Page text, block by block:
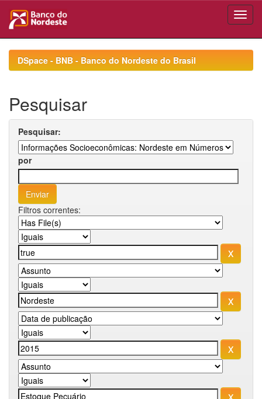
navigationDSpace - BNB - Banco do Nordeste do Brasil
Pesquisar
Pesquisar:
por
Filtros correntes: